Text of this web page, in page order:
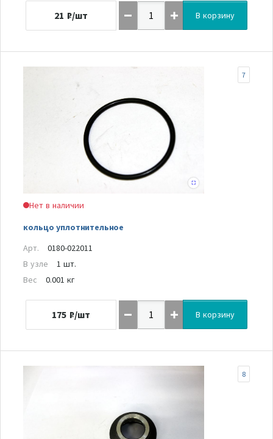
21 ₽/шт В корзину
Нет в наличии
кольцо уплотнительное
7
Арт.
0180-022011
В узле
1 шт.
Вес
0.001 кг
175 ₽/шт В корзину
8